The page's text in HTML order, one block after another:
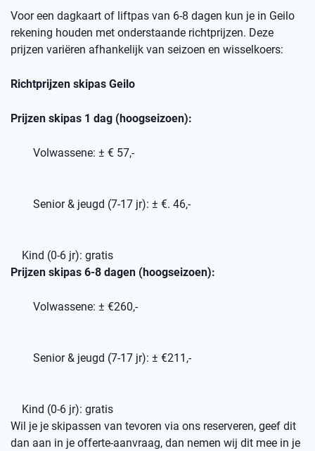
Voor een dagkaart of liftpas van 6-8 dagen kun je in Geilo
rekening houden met onderstaande richtprijzen. Deze
prijzen variëren afhankelijk van seizoen en wisselkoers:
Richtprijzen skipas Geilo
Prijzen skipas 1 dag (hoogseizoen):
Volwassene: ± € 57,-
Senior & jeugd (7-17 jr): ± €. 46,-
Kind (0-6 jr): gratis
Prijzen skipas 6-8 dagen (hoogseizoen):
Volwassene: ± €260,-
Senior & jeugd (7-17 jr): ± €211,-
Kind (0-6 jr): gratis
Wil je je skipassen van tevoren via ons reserveren, geef dit
dan aan in je offerte-aanvraag, dan nemen wij dit mee in je